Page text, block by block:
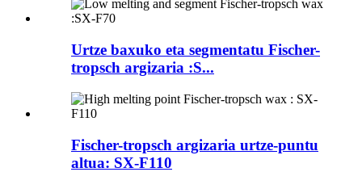
Urtze baxuko eta segmentatu Fischer-
tropsch argizaria :S...
Fischer-tropsch argizaria urtze-puntu
altua: SX-F110